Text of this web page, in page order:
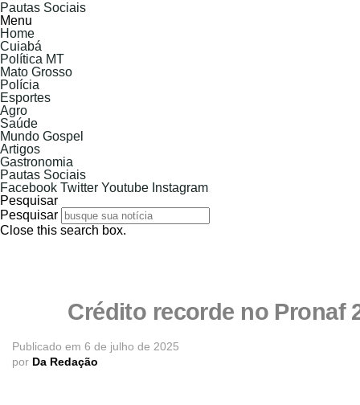
Pautas Sociais
Menu
Home
Cuiabá
Política MT
Mato Grosso
Polícia
Esportes
Agro
Saúde
Mundo Gospel
Artigos
Gastronomia
Pautas Sociais
Facebook Twitter Youtube Instagram
Pesquisar
Pesquisar
Close this search box.
Crédito recorde no Pronaf
Publicado em 6 de julho de 2025
por Da Redação